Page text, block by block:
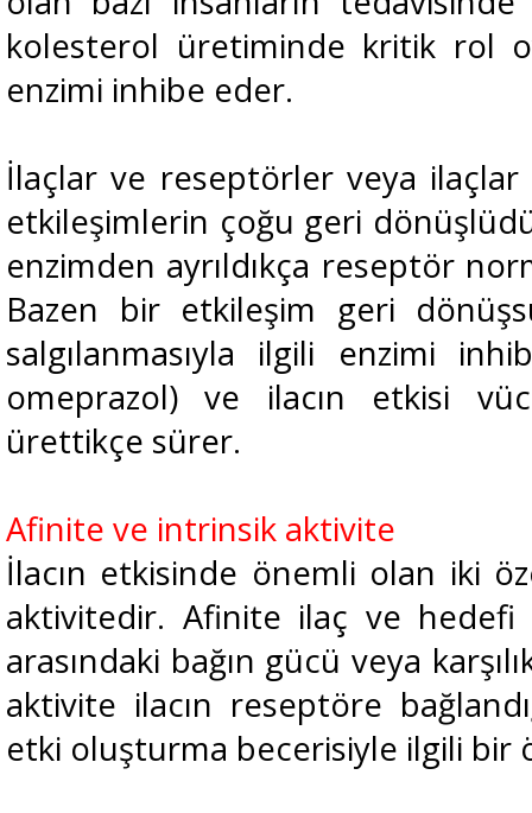
kolesterol üretiminde kritik rol
enzimi inhibe eder.
İlaçlar ve reseptörler veya ilaçlar
etkileşimlerin çoğu geri
enzimden ayrıldıkça reseptör
Bazen bir etkileşim geri
salgılanmasıyla ilgili enzimi
omeprazol) ve ilacın etkisi
ürettikçe sürer.
Afinite ve intrinsik aktivite
İlacın etkisinde önemli olan iki
aktivitedir. Afinite ilaç ve hedefi
arasındaki bağın gücü veya
aktivite ilacın reseptöre
etki oluşturma becerisiyle ilgili